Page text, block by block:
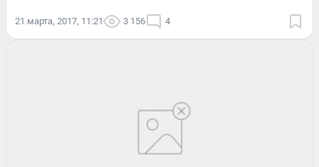
21 марта, 2017, 11:21 3 156 4